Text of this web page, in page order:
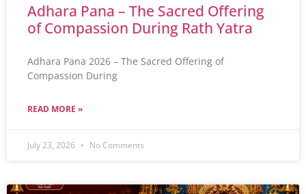
Adhara Pana – The Sacred Offering
of Compassion During Rath Yatra
Adhara Pana 2026 – The Sacred Offering of
Compassion During
READ MORE »
July 23, 2026 No Comments